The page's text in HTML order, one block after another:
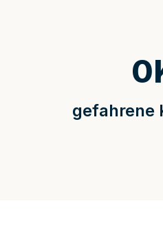
gefahrene
0